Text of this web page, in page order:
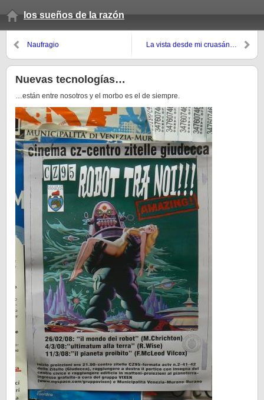
los sueños de la razón
Naufragio La vista desde mi cruasán…
Nuevas tecnologías…
…están entre nosotros y el morbo es el de siempre.